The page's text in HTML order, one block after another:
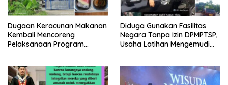
Dugaan Keracunan Makanan
Kembali Mencoreng
Pelaksanaan Program
Bersama Kota Dumai
Diduga Gunakan Fasilitas
Negara Tanpa Izin DPMPTSP,
Usaha Latihan Mengemudi